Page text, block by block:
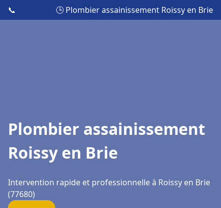
📞 🕒 Plombier assainissement Roissy en Brie
Plombier assainissement
Roissy en Brie
Intervention rapide et professionnelle à Roissy en Brie
(77680)